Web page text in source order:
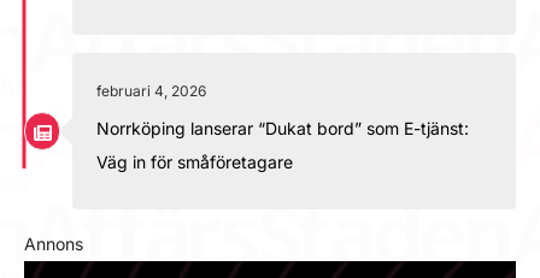
februari 4, 2026
Norrköping lanserar “Dukat bord” som E-tjänst:
Väg in för småföretagare
Annons